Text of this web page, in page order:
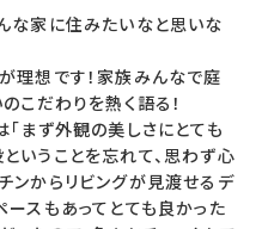
な家に住みたいなと思いな
理想です！家族みんなで庭
こだわりを熱く語る！
まず外観の美しさにとても
いうことを忘れて、思わず心
ンからリビングが見渡せるデ
ースもあってとても良かった